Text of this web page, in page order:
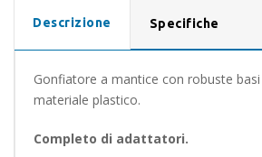
Descrizione Specifiche
Gonfiatore a mantice con robuste
materiale plastico.
Completo di adattatori.